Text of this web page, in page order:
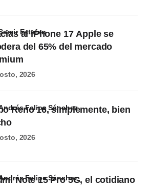
al iPhone 17 Apple se
del 65% del mercado
Samir Estefan
2026
Reno 16, simplemente, bien
Andrés Felipe Sánchez
2026
Note 15 Pro 5G, el cotidiano
Andrés Felipe Sánchez